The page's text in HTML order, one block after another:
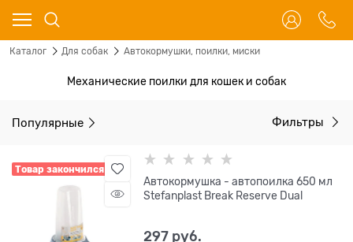
Каталог Для собак Автокормушки, поилки, миски
Механические поилки для кошек и собак
Популярные Фильтры
Товар закончился
Автокормушка - автопоилка 650 мл
Stefanplast Break Reserve Dual
297 руб.